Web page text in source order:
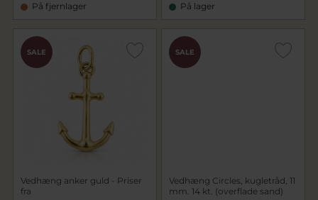
På fjernlager På lager
SALE
Vedhæng anker guld - Priser
fra
SALE
Vedhæng Circles, kugletråd, 11
mm. 14 kt. (overflade sand)